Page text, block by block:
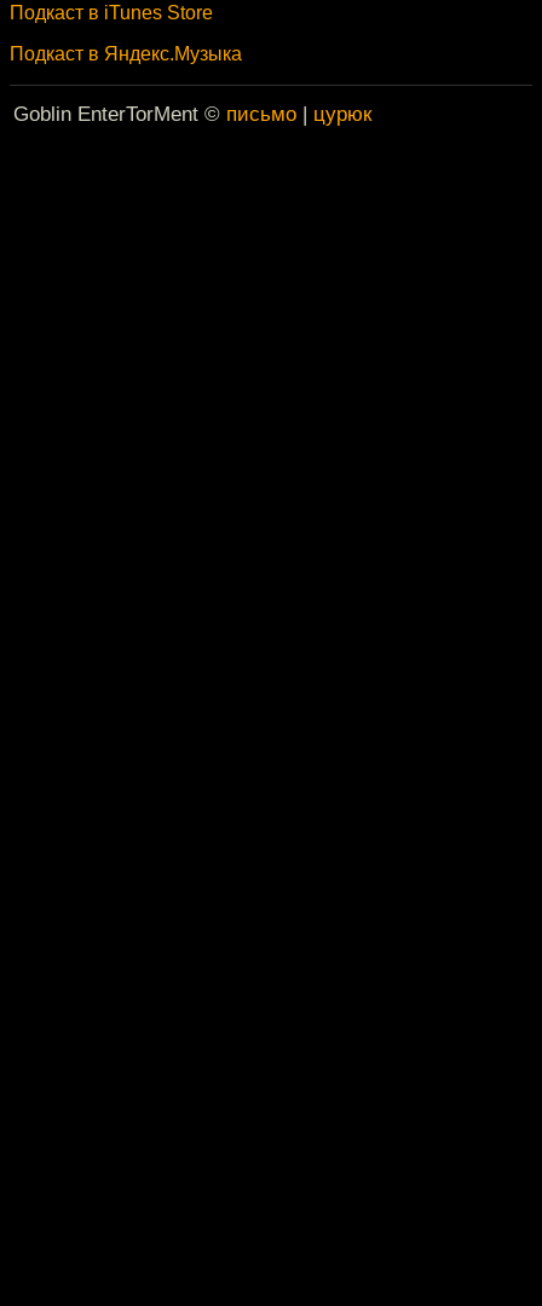
Подкаст в iTunes Store
Подкаст в Яндекс.Музыка
Goblin EnterTorMent © письмо | цурюк